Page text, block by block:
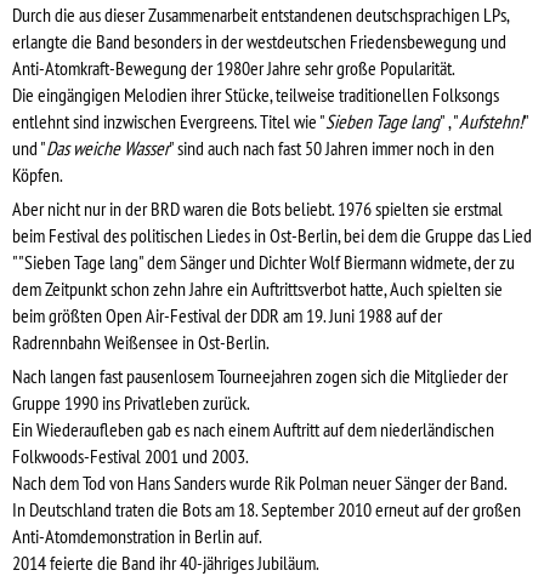
Durch die aus dieser Zusammenarbeit entstandenen deutschsprachigen LPs,
erlangte die Band besonders in der westdeutschen Friedensbewegung und
Anti-Atomkraft-Bewegung der 1980er Jahre sehr große Popularität.
Die eingängigen Melodien ihrer Stücke, teilweise traditionellen Folksongs
entlehnt sind inzwischen Evergreens. Titel wie "Sieben Tage lang" , "Aufstehn!"
und "Das weiche Wasser" sind auch nach fast 50 Jahren immer noch in den
Köpfen.
Aber nicht nur in der BRD waren die Bots beliebt. 1976 spielten sie erstmal
beim Festival des politischen Liedes in Ost-Berlin, bei dem die Gruppe das Lied
""Sieben Tage lang" dem Sänger und Dichter Wolf Biermann widmete, der zu
dem Zeitpunkt schon zehn Jahre ein Auftrittsverbot hatte, Auch spielten sie
beim größten Open Air-Festival der DDR am 19. Juni 1988 auf der
Radrennbahn Weißensee in Ost-Berlin.
Nach langen fast pausenlosem Tourneejahren zogen sich die Mitglieder der
Gruppe 1990 ins Privatleben zurück.
Ein Wiederaufleben gab es nach einem Auftritt auf dem niederländischen
Folkwoods-Festival 2001 und 2003.
Nach dem Tod von Hans Sanders wurde Rik Polman neuer Sänger der Band.
In Deutschland traten die Bots am 18. September 2010 erneut auf der großen
Anti-Atomdemonstration in Berlin auf.
2014 feierte die Band ihr 40-jähriges Jubiläum.